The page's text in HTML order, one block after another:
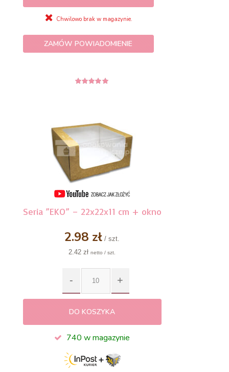
Chwilowo brak w magazynie.
ZAMÓW POWIADOMIENIE
Seria ”EKO” – 22x22x11 cm + okno
2.98 zł / szt.
2.42 zł netto / szt.
DO KOSZYKA
740 w magazynie